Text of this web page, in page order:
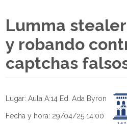
Lumma
y robando
captchas
Lugar: Aula A:14 Ed. Ada Byron
Fecha y hora: 29/04/25 14:00